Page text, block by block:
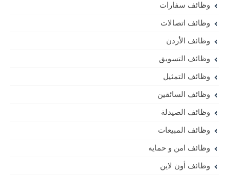
وظائف سفارات
وظائف اتصالات
وظائف الأردن
وظائف التسويق
وظائف التمثيل
وظائف السائقين
وظائف الصيدلة
وظائف المبيعات
وظائف امن و حمايه
وظائف أون لاين